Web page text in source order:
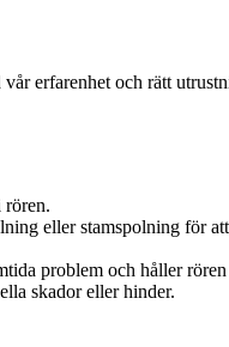
erfarenhet och rätt
rören.
eller stamspolning för
problem och håller rören
skador eller hinder.